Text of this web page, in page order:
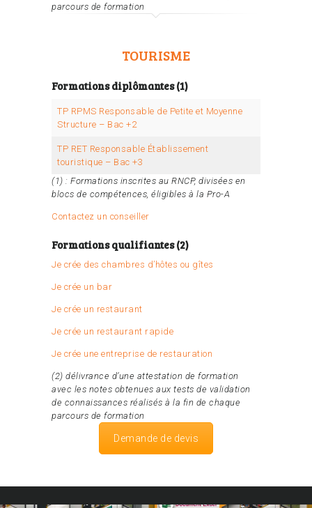
parcours de formation
TOURISME
Formations diplômantes (1)
TP RPMS Responsable de Petite et Moyenne
Structure – Bac +2
TP RET Responsable Établissement
touristique – Bac +3
(1) : Formations inscrites au RNCP, divisées en
blocs de compétences, éligibles à la Pro-A
Contactez un conseiller
Formations qualifiantes (2)
Je crée des chambres d’hôtes ou gîtes
Je crée un bar
Je crée un restaurant
Je crée un restaurant rapide
Je crée une entreprise de restauration
(2) délivrance d’une attestation de formation
avec les notes obtenues aux tests de validation
de connaissances réalisés à la fin de chaque
parcours de formation
Demande de devis